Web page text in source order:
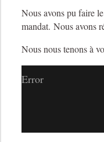
Nous avons pu faire
mandat.Nous avons
Nous nous tenons à
Error